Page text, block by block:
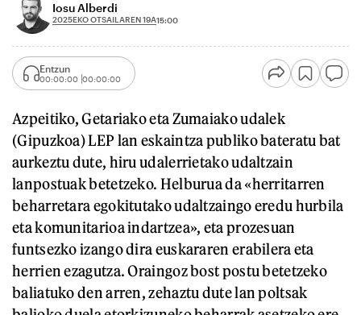
Iosu Alberdi
2025EKO OTSAILAREN 19A15:00
Entzun
00:00:00 00:00:00
Azpeitiko, Getariako eta Zumaiako udalek
(Gipuzkoa) LEP lan eskaintza publiko bateratu bat
aurkeztu dute, hiru udalerrietako udaltzain
lanpostuak betetzeko. Helburua da «herritarren
beharretara egokitutako udaltzaingo eredu hurbila
eta komunitarioa indartzea», eta prozesuan
funtsezko izango dira euskararen erabilera eta
herrien ezagutza. Oraingoz bost postu betetzeko
baliatuko den arren, zehaztu dute lan poltsak